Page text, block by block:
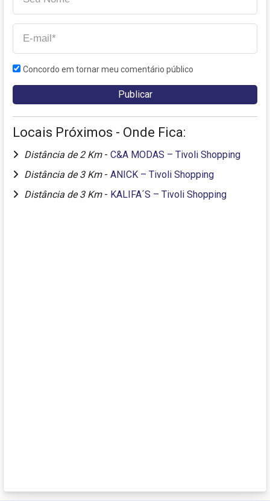
Concordo em tornar meu comentário público
Locais Próximos - Onde Fica:
Distância de 2 Km - C&A MODAS – Tivoli Shopping
Distância de 3 Km - ANICK – Tivoli Shopping
Distância de 3 Km - KALIFA´S – Tivoli Shopping